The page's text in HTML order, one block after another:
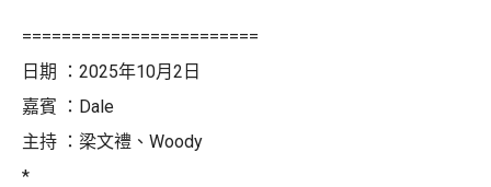
========================
日期 ：2025年10月2日
嘉賓 ：Dale
主持 ：梁文禮、Woody
*